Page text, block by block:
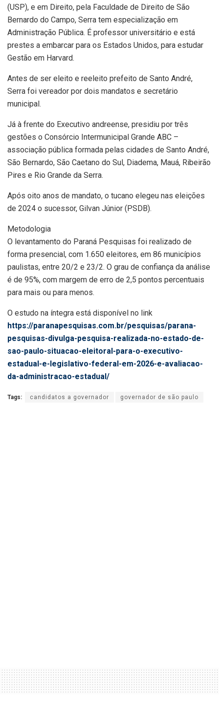
(USP), e em Direito, pela Faculdade de Direito de São
Bernardo do Campo, Serra tem especialização em
Administração Pública. É professor universitário e está
prestes a embarcar para os Estados Unidos, para estudar
Gestão em Harvard.
Antes de ser eleito e reeleito prefeito de Santo André,
Serra foi vereador por dois mandatos e secretário
municipal.
Já à frente do Executivo andreense, presidiu por três
gestões o Consórcio Intermunicipal Grande ABC –
associação pública formada pelas cidades de Santo André,
São Bernardo, São Caetano do Sul, Diadema, Mauá, Ribeirão
Pires e Rio Grande da Serra.
Após oito anos de mandato, o tucano elegeu nas eleições
de 2024 o sucessor, Gilvan Júnior (PSDB).
Metodologia
O levantamento do Paraná Pesquisas foi realizado de
forma presencial, com 1.650 eleitores, em 86 municípios
paulistas, entre 20/2 e 23/2. O grau de confiança da análise
é de 95%, com margem de erro de 2,5 pontos percentuais
para mais ou para menos.
O estudo na íntegra está disponível no link
https://paranapesquisas.com.br/pesquisas/parana-
pesquisas-divulga-pesquisa-realizada-no-estado-de-
sao-paulo-situacao-eleitoral-para-o-executivo-
estadual-e-legislativo-federal-em-2026-e-avaliacao-
da-administracao-estadual/
Tags: candidatos a governador governador de são paulo